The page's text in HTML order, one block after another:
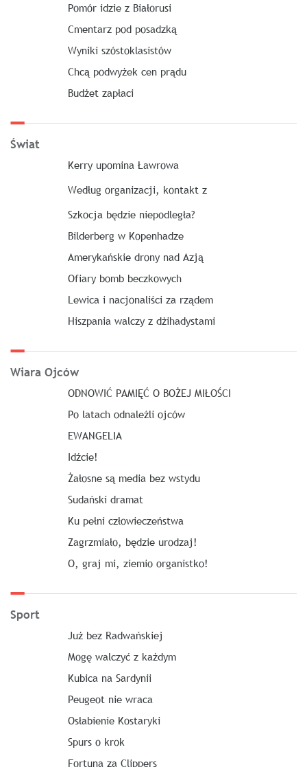
Pomór idzie z Białorusi
Cmentarz pod posadzką
Wyniki szóstoklasistów
Chcą podwyżek cen prądu
Budżet zapłaci
Świat
Kerry upomina Ławrowa
Według organizacji, kontakt z
Szkocja będzie niepodległa?
Bilderberg w Kopenhadze
Amerykańskie drony nad Azją
Ofiary bomb beczkowych
Lewica i nacjonaliści za rządem
Hiszpania walczy z dżihadystami
Wiara Ojców
ODNOWIĆ PAMIĘĆ O BOŻEJ MIŁOŚCI
Po latach odnaleźli ojców
EWANGELIA
Idźcie!
Żałosne są media bez wstydu
Sudański dramat
Ku pełni człowieczeństwa
Zagrzmiało, będzie urodzaj!
O, graj mi, ziemio organistko!
Sport
Już bez Radwańskiej
Mogę walczyć z każdym
Kubica na Sardynii
Peugeot nie wraca
Osłabienie Kostaryki
Spurs o krok
Fortuna za Clippers